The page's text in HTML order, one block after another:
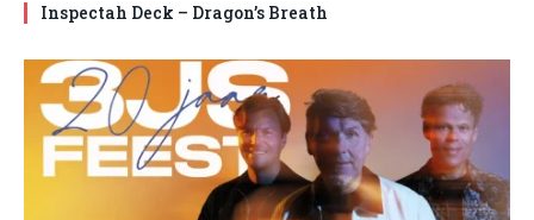
Inspectah Deck – Dragon’s Breath